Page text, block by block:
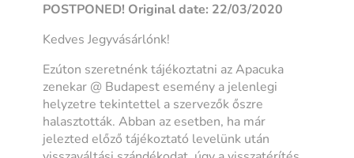
POSTPONED! Original date: 22/03/2020
Kedves Jegyvásárlónk!
Ezúton szeretnénk tájékoztatni az Apacuka
zenekar @ Budapest esemény a jelenlegi
helyzetre tekintettel a szervezők őszre
halasztották. Abban az esetben, ha már
jelezted előző tájékoztató levelünk után